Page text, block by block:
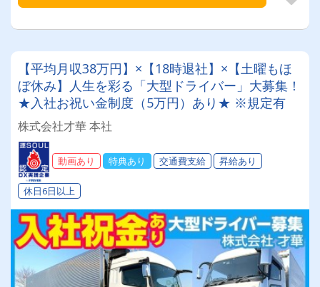
【平均月収38万円】×【18時退社】×【土曜もほ
ぼ休み】人生を彩る「大型ドライバー」大募集！
★入社お祝い金制度（5万円）あり★ ※規定有
株式会社才華 本社
動画あり 特典あり 交通費支給 昇給あり
休日6日以上